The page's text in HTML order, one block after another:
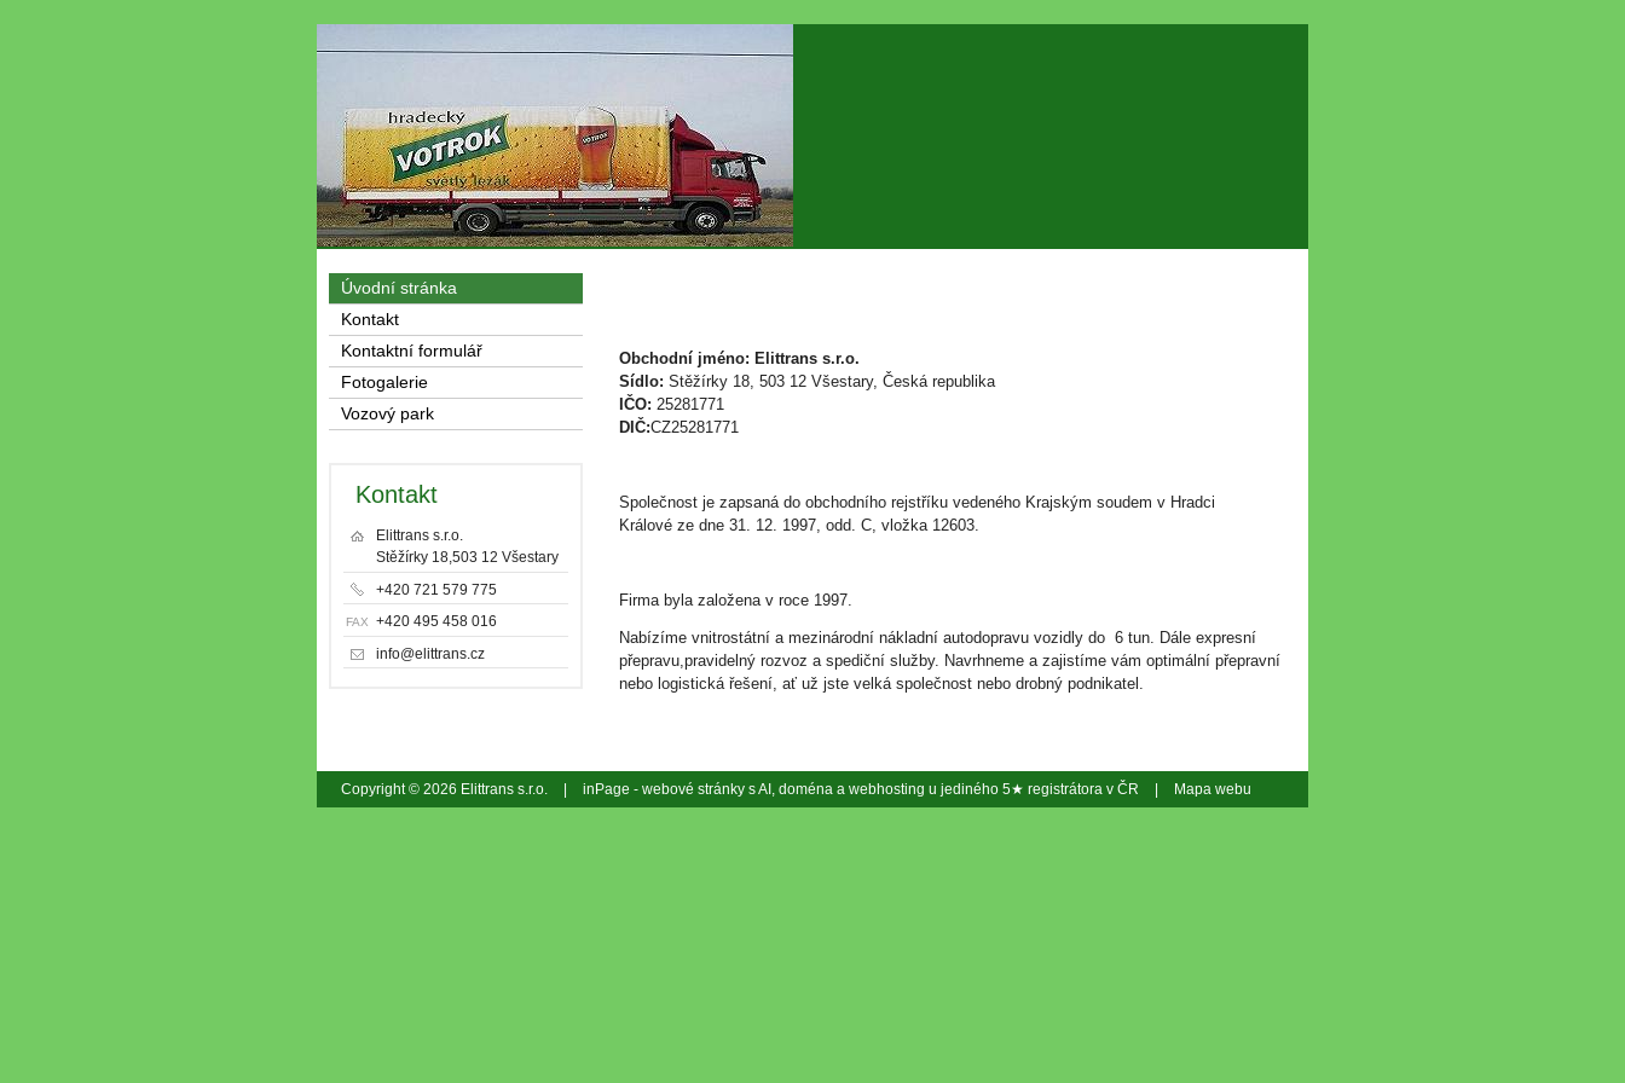
Obchodní jméno: Elittrans s.r.o.
Sídlo: Stěžírky 18, 503 12 Všestary, Česká republika
IČO: 25281771
DIČ:CZ25281771
Společnost je zapsaná do obchodního rejstříku vedeného Krajským soudem v Hradci
Králové ze dne 31. 12. 1997, odd. C, vložka 12603.
Firma byla založena v roce 1997.
Nabízíme vnitrostátní a mezinárodní nákladní autodopravu vozidly do 6 tun. Dále expresní
přepravu,pravidelný rozvoz a spediční služby. Navrhneme a zajistíme vám optimální přepravní
nebo logistická řešení, ať už jste velká společnost nebo drobný podnikatel.
Úvodní stránka
Kontakt
Kontaktní formulář
Fotogalerie
Vozový park
Kontakt
Elittrans s.r.o.
Stěžírky 18,503 12 Všestary
+420 721 579 775
FAX
+420 495 458 016
info@elittrans.cz
Copyright © 2026 Elittrans s.r.o. inPage - webové stránky s AI, doména a webhosting u jediného 5★ registrátora v ČR Mapa webu